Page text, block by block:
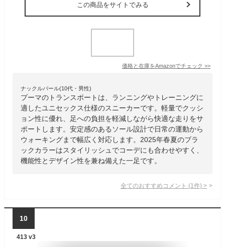
この商品をサイトでみる
価格と在庫をAmazonでチェック >>
ナックルバール(10代・男性)
プーマのトランスポートは、ランニングやトレーニングに
適したユニセックス仕様のスニーカーです。軽量でクッシ
ョン性に優れ、足への負担を軽減しながら快適な走りをサ
ポートします。安定感のあるソール設計で日常の運動から
ウォーキングまで幅広く対応します。2025年春夏のブラ
ックカラーはスタイリッシュでコーデにも合わせやすく、
機能性とデザイン性を兼ね備えた一足です。
全てのおすすめコメント (1 件) >
10
413 v3